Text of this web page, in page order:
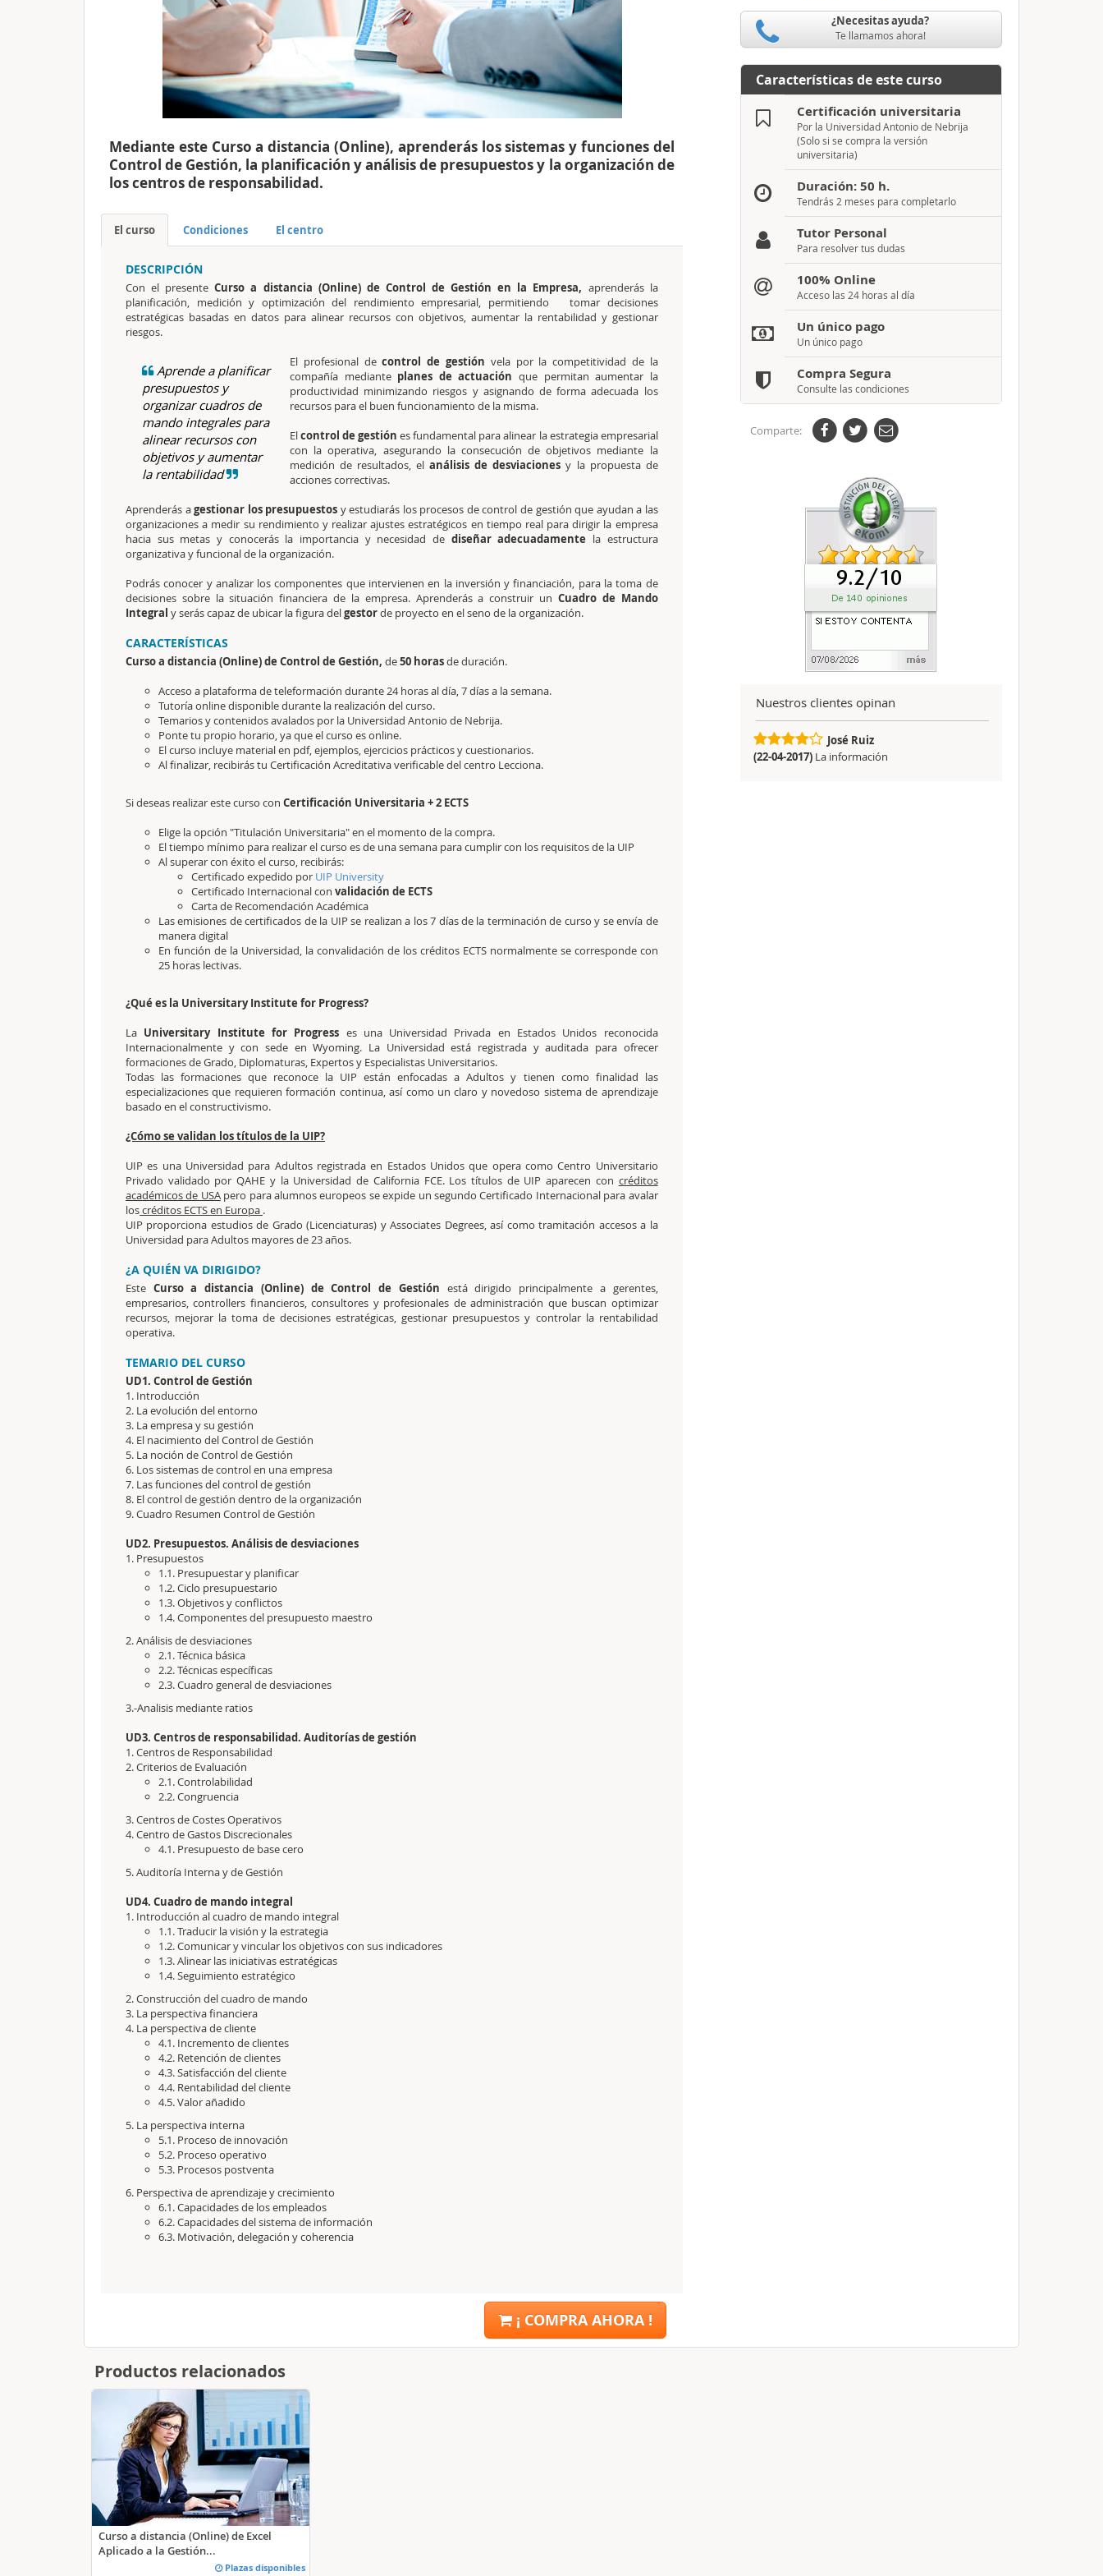
Mediante este Curso a distancia (Online), aprenderás los sistemas y funciones del
Control de Gestión, la planificación y análisis de presupuestos y la organización de
los centros de responsabilidad.
El curso Condiciones El centro
DESCRIPCIÓN
Con el presenteCurso a distancia (Online) de Control de Gestión en la Empresa, aprenderás la
planificación, medición y optimización del rendimiento empresarial, permitiendo tomar decisiones
estratégicas basadas en datos para alinear recursos con objetivos, aumentar la rentabilidad y gestionar
riesgos.
Aprende a planificar
presupuestos y
organizar cuadros de
mando integrales para
alinear recursos con
objetivos y aumentar
la rentabilidad
El profesional decontrol de gestión vela por la competitividad de la
compañía mediante planes de actuación que permitan aumentar la
productividad minimizando riesgos y asignando de forma adecuada los
recursos para el buen funcionamiento de la misma.
Elcontrol de gestión es fundamental para alinear la estrategia empresarial
con la operativa, asegurando la consecución de objetivos mediante la
medición de resultados, elanálisis de desviaciones y la propuesta de
acciones correctivas.
Aprenderás agestionar los presupuestos y estudiarás los procesos de control de gestión que ayudan a las
organizaciones a medir su rendimiento y realizar ajustes estratégicos en tiempo real para dirigir la empresa
hacia sus metas y conocerás la importancia y necesidad de diseñar adecuadamente la estructura
organizativa y funcional de la organización.
Podrás conocer y analizar los componentes que intervienen en la inversión y financiación, para la toma de
decisiones sobre la situación financiera de la empresa. Aprenderás a construir un Cuadro de Mando
Integral y serás capaz de ubicar la figura delgestorde proyecto en el seno de la organización.
CARACTERÍSTICAS
Curso a distancia (Online) de Control de Gestión, de50 horasde duración.
Acceso a plataforma de teleformación durante 24 horas al día, 7 días a la semana.
Tutoría online disponible durante la realización del curso.
Temarios y contenidos avalados por la Universidad Antonio de Nebrija.
Ponte tu propio horario, ya que el curso es online.
El curso incluye material en pdf, ejemplos, ejercicios prácticos y cuestionarios.
Al finalizar, recibirás tu Certificación Acreditativa verificable del centro Lecciona.
Si deseas realizar este curso con Certificación Universitaria + 2 ECTS
Elige la opción "Titulación Universitaria" en el momento de la compra.
El tiempo mínimo para realizar el curso es de una semana para cumplir con los requisitos de la UIP
Al superar con éxito el curso, recibirás:
Certificado expedido por UIP University
Certificado Internacional con validación de ECTS
Carta de Recomendación Académica
Las emisiones de certificados de la UIP se realizan a los 7 días de la terminación de curso y se envía de
manera digital
En función de la Universidad, la convalidación de los créditos ECTS normalmente se corresponde con
25 horas lectivas.
¿Qué es la Universitary Institute for Progress?
La Universitary Institute for Progress es una Universidad Privada en Estados Unidos reconocida
Internacionalmente y con sede en Wyoming. La Universidad está registrada y auditada para ofrecer
formaciones de Grado, Diplomaturas, Expertos y Especialistas Universitarios.
Todas las formaciones que reconoce la UIP están enfocadas a Adultos y tienen como finalidad las
especializaciones que requieren formación continua, así como un claro y novedoso sistema de aprendizaje
basado en el constructivismo.
¿Cómo se validan los títulos de la UIP?
UIP es una Universidad para Adultos registrada en Estados Unidos que opera como Centro Universitario
Privado validado por QAHE y la Universidad de California FCE. Los títulos de UIP aparecen con créditos
académicos de USApero para alumnos europeos se expide un segundo Certificado Internacional para avalar
loscréditos ECTS en Europa .
UIP proporciona estudios de Grado (Licenciaturas) y Associates Degrees, así como tramitación accesos a la
Universidad para Adultos mayores de 23 años.
¿A QUIÉN VA DIRIGIDO?
Este Curso a distancia (Online) de Control de Gestión está dirigido principalmente a gerentes,
empresarios, controllers financieros, consultores y profesionales de administración que buscan optimizar
recursos, mejorar la toma de decisiones estratégicas, gestionar presupuestos y controlar la rentabilidad
operativa.
TEMARIO DEL CURSO
UD1. Control de Gestión
1. Introducción
2. La evolución del entorno
3. La empresa y su gestión
4. El nacimiento del Control de Gestión
5. La noción de Control de Gestión
6. Los sistemas de control en una empresa
7. Las funciones del control de gestión
8. El control de gestión dentro de la organización
9. Cuadro Resumen Control de Gestión
UD2. Presupuestos. Análisis de desviaciones
1. Presupuestos
1.1. Presupuestar y planificar
1.2. Ciclo presupuestario
1.3. Objetivos y conflictos
1.4. Componentes del presupuesto maestro
2. Análisis de desviaciones
2.1. Técnica básica
2.2. Técnicas específicas
2.3. Cuadro general de desviaciones
3.-Analisis mediante ratios
UD3. Centros de responsabilidad. Auditorías de gestión
1. Centros de Responsabilidad
2. Criterios de Evaluación
2.1. Controlabilidad
2.2. Congruencia
3. Centros de Costes Operativos
4. Centro de Gastos Discrecionales
4.1. Presupuesto de base cero
5. Auditoría Interna y de Gestión
UD4. Cuadro de mando integral
1. Introducción al cuadro de mando integral
1.1. Traducir la visión y la estrategia
1.2. Comunicar y vincular los objetivos con sus indicadores
1.3. Alinear las iniciativas estratégicas
1.4. Seguimiento estratégico
2. Construcción del cuadro de mando
3. La perspectiva financiera
4. La perspectiva de cliente
4.1. Incremento de clientes
4.2. Retención de clientes
4.3. Satisfacción del cliente
4.4. Rentabilidad del cliente
4.5. Valor añadido
5. La perspectiva interna
5.1. Proceso de innovación
5.2. Proceso operativo
5.3. Procesos postventa
6. Perspectiva de aprendizaje y crecimiento
6.1. Capacidades de los empleados
6.2. Capacidades del sistema de información
6.3. Motivación, delegación y coherencia
¡ COMPRA AHORA !
¿Necesitas ayuda?
Te llamamos ahora!
Características de este curso
Certificación universitaria
Por la Universidad Antonio de Nebrija
(Solo si se compra la versión
universitaria)
Duración: 50 h.
Tendrás 2 meses para completarlo
Tutor Personal
Para resolver tus dudas
100% Online
Acceso las 24 horas al día
Un único pago
Un único pago
Compra Segura
Consulte las condiciones
Comparte:
Nuestros clientes opinan
José Ruiz
(22-04-2017) La información
Productos relacionados
Curso a distancia (Online) de Excel
Aplicado a la Gestión...
Plazas disponibles